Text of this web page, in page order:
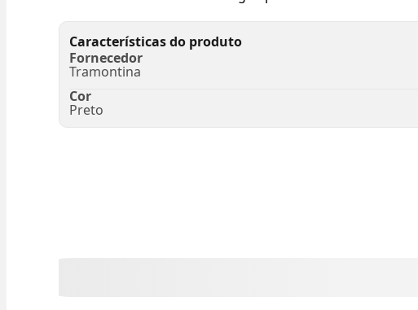
Características do produto
Fornecedor
Tramontina
Cor
Preto